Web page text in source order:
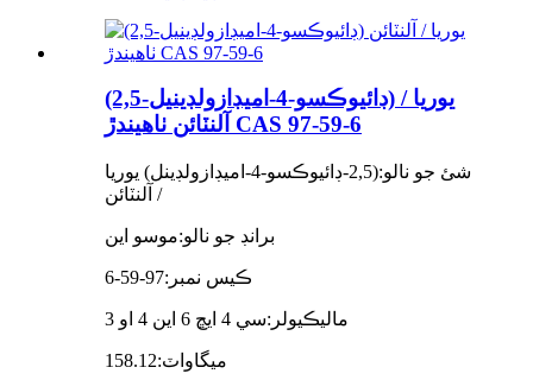
(2,5-ڊائيوڪسو-4-اميڊازولڊينيل) يوريا /
آلنٽائن ٺاهيندڙ CAS 97-59-6
شئ جو نالو:
(2,5-ڊائيوڪسو-4-اميڊازولڊينل) يوريا
/ آلنٽائن
برانڊ جو نالو:موسو اين
ڪيس نمبر:97-59-6
ماليڪيولر:سي 4 ايڇ 6 اين 4 او 3
ميگاواٽ:158.12